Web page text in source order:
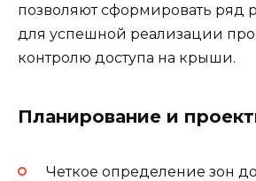
позволяют сформировать ряд
для успешной реализации
контролю доступа на крыши.
Планирование и
Четкое определение зон